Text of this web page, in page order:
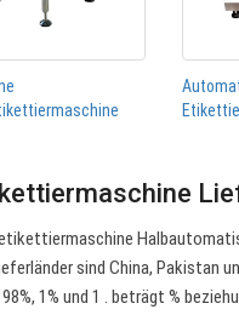
sind China, Pakistan
1% und 1 . beträgt %